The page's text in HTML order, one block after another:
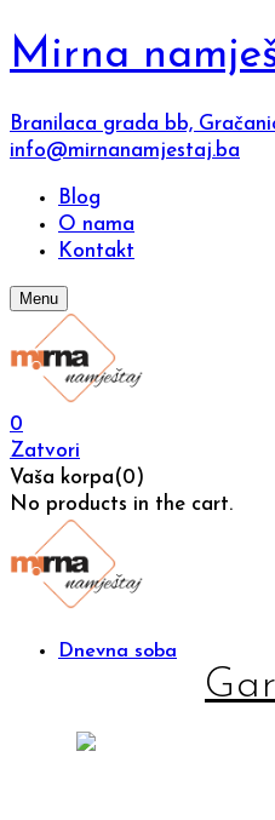
Mirna
Branilaca grada bb,
info@mirnanamjestaj.ba
Blog
O nama
Kontakt
Menu
0
Zatvori
Vaša korpa(0)
No products in the cart.
Dnevna soba